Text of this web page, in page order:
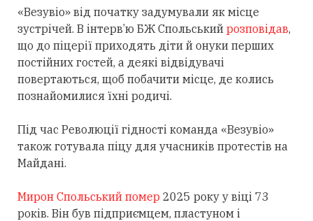
«Везувіо» від початку задумували як місце
зустрічей. В інтерв’ю БЖ Спольський розповідав,
що до піцерії приходять діти й онуки перших
постійних гостей, а деякі відвідувачі
повертаються, щоб побачити місце, де колись
познайомилися їхні родичі.
Під час Революції гідності команда «Везувіо»
також готувала піцу для учасників протестів на
Майдані.
Мирон Спольський помер 2025 року у віці 73
років. Він був підприємцем, пластуном і